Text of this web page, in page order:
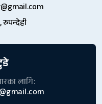
लागि: